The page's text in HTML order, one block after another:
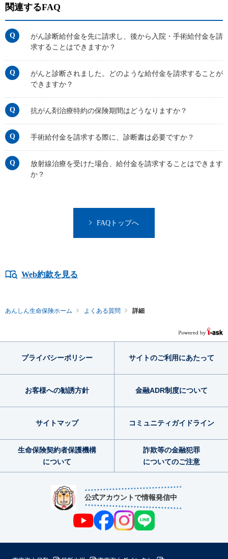
関連するFAQ
がん診断給付金を先に請求し、後から入院・手術給付金を請
求することはできますか？
がんと診断されました。どのような給付金を請求することが
できますか？
抗がん剤治療特約の保険期間はどうなりますか？
手術給付金を請求する際に、診断書は必要ですか？
放射線治療を受けた場合、給付金を請求することはできます
か？
FAQトップへ
Web約款を見る
あんしん生命保険ホーム よくある質問 詳細
公式アカウントで情報発信中
プライバシーポリシー サイトのご利用にあたって
お客様への勧誘方針 金融ADR制度について
サイトマップ コミュニティガイドライン
生命保険契約者保護機構
について
詐欺等の金融犯罪
についてのご注意